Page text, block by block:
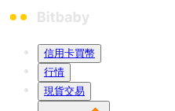
信用卡買幣
行情
現貨交易